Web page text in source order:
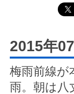
2015年
梅雨前線が
雨。朝は八